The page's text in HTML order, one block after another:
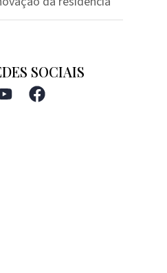
SOCIAIS